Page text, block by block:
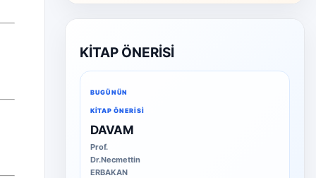
KİTAP ÖNERİSİ
BUGÜNÜN
KITAP ÖNERISI
DAVAM
Prof.
Dr.Necmettin
ERBAKAN